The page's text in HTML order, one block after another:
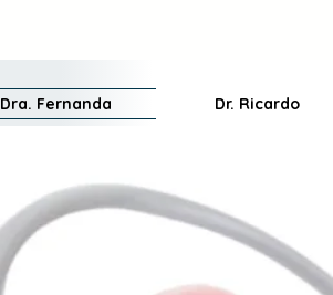
Dra. Fernanda Dr. Ricardo